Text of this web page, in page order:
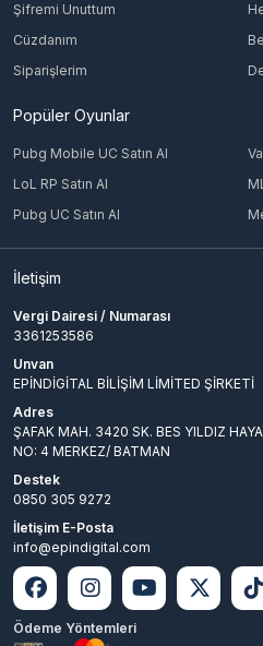
Şifremi Unuttum
Cüzdanım
Siparişlerim
Popüler Oyunlar
Pubg Mobile UC Satın Al
LoL RP Satın Al
Pubg UC Satın Al
İletişim
Vergi Dairesi / Numarası
3361253586
Unvan
EPİNDİGİTAL BİLİŞİM LİMİTED ŞİRKETİ
Adres
ŞAFAK MAH. 3420 SK. BES YILDIZ
NO: 4 MERKEZ/ BATMAN
Destek
0850 305 9272
İletişim E-Posta
info@epindigital.com
Ödeme Yöntemleri